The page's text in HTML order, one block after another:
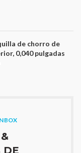
de chorro de
0,040 pulgadas
DE